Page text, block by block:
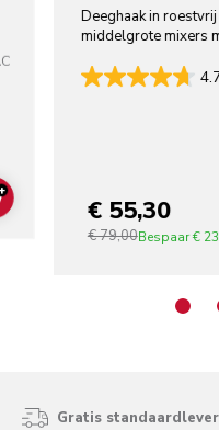
ADD TO CART
Deeghaak in
middelgrote mixers
€ 55,30
€ 79,00Bespaar€
Gratis